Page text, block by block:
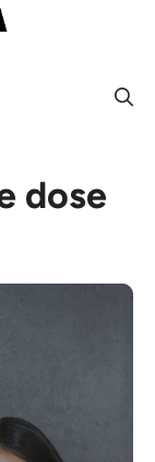
dose